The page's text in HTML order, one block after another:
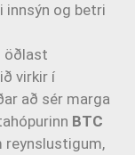
innsýn og betri
öðlast
virkir í
að sér marga
BTC
reynslustigum,